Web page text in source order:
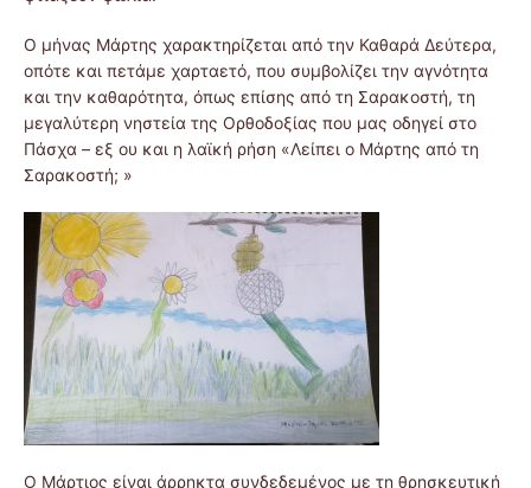
Ο μήνας Μάρτης χαρακτηρίζεται από την Καθαρά Δεύτερα,
οπότε και πετάμε χαρταετό, που συμβολίζει την αγνότητα
και την καθαρότητα, όπως επίσης από τη Σαρακοστή, τη
μεγαλύτερη νηστεία της Ορθοδοξίας που μας οδηγεί στο
Πάσχα – εξ ου και η λαϊκή ρήση «Λείπει ο Μάρτης από τη
Σαρακοστή; »
Ο Μάρτιος είναι άρρηκτα συνδεδεμένος με τη θρησκευτική